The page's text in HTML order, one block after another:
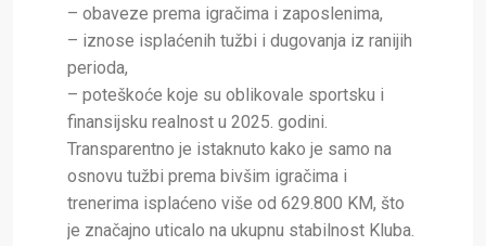
– obaveze prema igračima i zaposlenima,
– iznose isplaćenih tužbi i dugovanja iz ranijih
perioda,
– poteškoće koje su oblikovale sportsku i
finansijsku realnost u 2025. godini.
Transparentno je istaknuto kako je samo na
osnovu tužbi prema bivšim igračima i
trenerima isplaćeno više od 629.800 KM, što
je značajno uticalo na ukupnu stabilnost Kluba.